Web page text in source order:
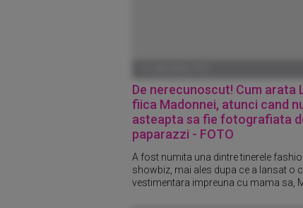
De nerecunoscut! Cum arata
fiica Madonnei, atunci cand
asteapta sa fie fotografiata
paparazzi - FOTO
A fost numita una dintre tinerele
showbiz, mai ales dupa ce a lansat o
vestimentara impreuna cu mama sa,